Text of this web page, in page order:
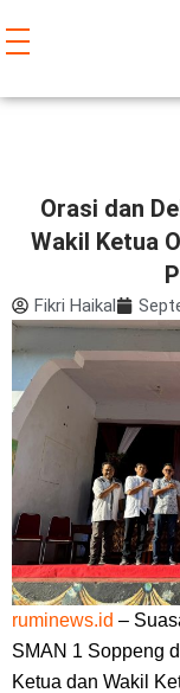
ke
Orasi dan
Wakil Ketua
Fikri Haikal
ruminews.id –
SMAN 1 Soppeng
Ketua dan Wakil